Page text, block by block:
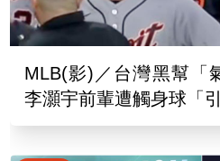
MLB(影)／台灣黑幫「
李灝宇前輩遭觸身球「